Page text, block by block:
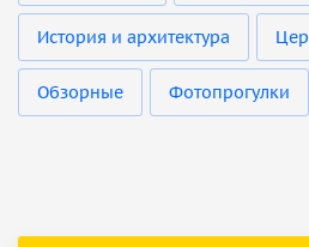
История и архитектура
Обзорные Фотопрогулки